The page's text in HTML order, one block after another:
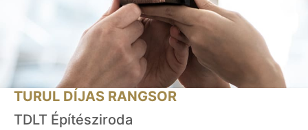
TURUL DÍJAS RANGSOR
TDLT Építésziroda